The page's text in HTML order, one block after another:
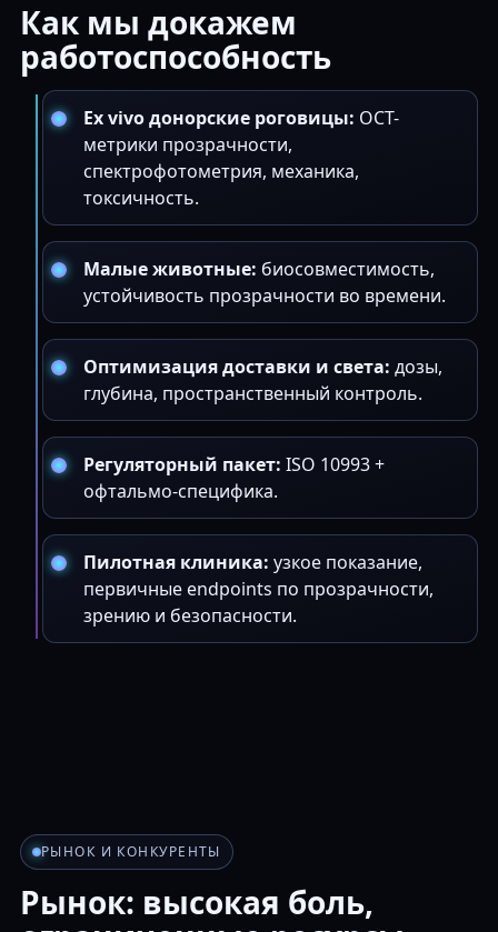
Как мы докажем
работоспособность
Ex vivo донорские роговицы: OCT-
метрики прозрачности,
спектрофотометрия, механика,
токсичность.
Малые животные: биосовместимость,
устойчивость прозрачности во времени.
Оптимизация доставки и света: дозы,
глубина, пространственный контроль.
Регуляторный пакет: ISO 10993 +
офтальмо-специфика.
Пилотная клиника: узкое показание,
первичные endpoints по прозрачности,
зрению и безопасности.
РЫНОК И КОНКУРЕНТЫ
Рынок: высокая боль,